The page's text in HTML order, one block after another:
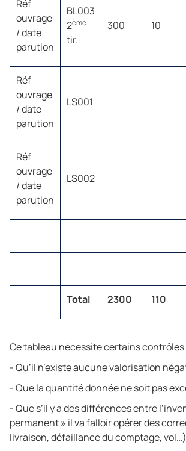
Réf
ouvrage
/ date
parution
BL003
2ème
tir.
300 10
Réf
ouvrage
/ date
parution
LS001
Réf
ouvrage
/ date
parution
LS002
Total 2300 110
Ce tableau nécessite certains contrôles
- Qu’il n’existe aucune valorisation
- Que la quantité donnée ne soit pas
- Que s’il y a des différences entre
permanent » il va falloir opérer des
livraison, défaillance du comptage, vol…)